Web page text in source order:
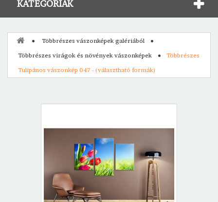
KATEGÓRIÁK
Többrészes vászonképek galériából
Többrészes virágok és növények vászonképek
Többrészes
Tulipános vászonkép 047 - (választható formák)